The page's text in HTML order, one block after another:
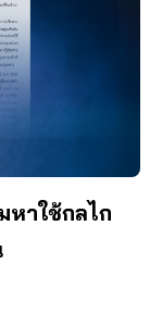
าใช้กลไก